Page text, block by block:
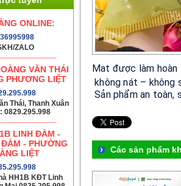
ONLINE:
ZALO
VĂN THÁI
PHƯƠNG LIỆT
Thái, Thanh Xuân
0829.295.998
LINH ĐÀM -
- PHƯỜNG
LIỆT
HH1B KĐT Linh
Mat được làm hoàn
khôngnát – không
Sảnphẩman toàn,
Các sản phẩm